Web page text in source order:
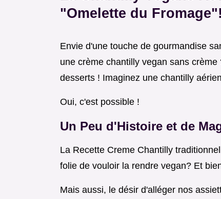
"Omelette du Fromage"!
Envie d'une touche de gourmandise
une crème chantilly vegan sans
desserts ! Imaginez une chantilly
Oui, c'est possible !
Un Peu d'Histoire et de
La Recette Creme Chantilly
folie de vouloir la rendre vegan? Et
Mais aussi, le désir d'alléger nos